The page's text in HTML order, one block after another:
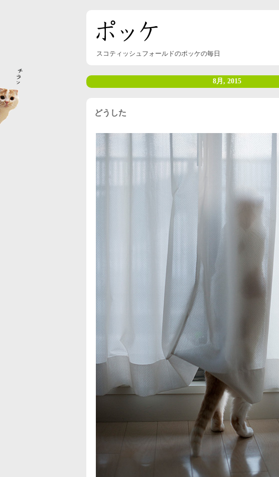
スコティッシュフォールドのポッケの毎日
8月, 2015
どうした